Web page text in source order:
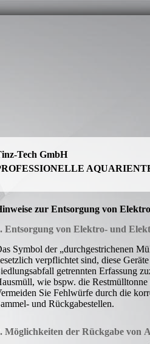
Tech GmbH
zur Entsorgung von
Entsorgung von Elektro- und
Symbol der „durchgestrichenen
verpflichtet sind, diese
getrennten Erfassung
wie bspw. die
Sie Fehlwürfe durch die
und Rückgabestellen.
Möglichkeiten der Rückgabe von